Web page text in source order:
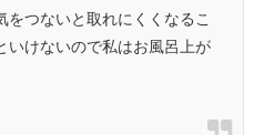
つないと取れにくくなるこ
いけないので私はお風呂上が